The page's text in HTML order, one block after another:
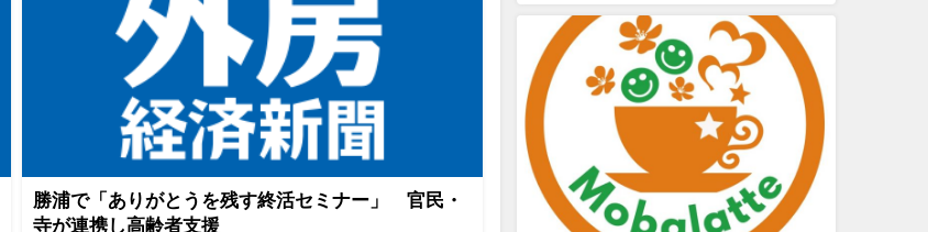
勝浦で「ありがとうを残す終活セミナー」 官民・
寺が連携し高齢者支援